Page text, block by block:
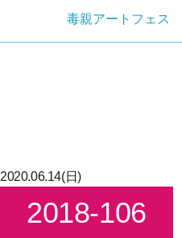
毒親アートフェス
2020.06.14(日)
2018-106